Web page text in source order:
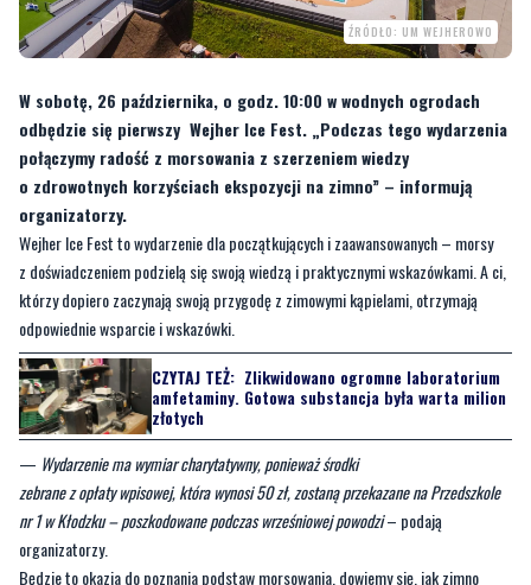
W sobotę, 26 października, o godz. 10:00 w wodnych ogrodach
odbędzie się pierwszy Wejher Ice Fest. „Podczas tego wydarzenia
o zdrowotnych korzyściach ekspozycji na zimno” – informują
organizatorzy.
Wejher Ice Fest to wydarzenie dla początkujących i zaawansowanych – morsy
z doświadczeniem podzielą się swoją wiedzą i praktycznymi wskazówkami. A ci,
którzy dopiero zaczynają swoją przygodę z zimowymi kąpielami, otrzymają
odpowiednie wsparcie i wskazówki.
CZYTAJ TEŻ: Zlikwidowano ogromne laboratorium
amfetaminy. Gotowa substancja była warta milion
złotych
—Wydarzenie ma wymiar charytatywny, ponieważ środki
zebrane z opłaty wpisowej, która wynosi 50 zł, zostaną przekazane na Przedszkole
nr 1 w Kłodzku – poszkodowane podczas wrześniowej powodzi– podają
organizatorzy.
Będzie to okazja do poznania podstaw morsowania, dowiemy się, jak zimno
wpływa na zdrowie i jak przygotować swoje ciało do ekspozycji na niskie
temperatury. Będzie też możliwość skorzystania z sauny